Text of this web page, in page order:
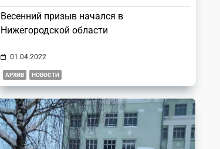
Весенний призыв начался в
Нижегородской области
01.04.2022
АРХИВ НОВОСТИ